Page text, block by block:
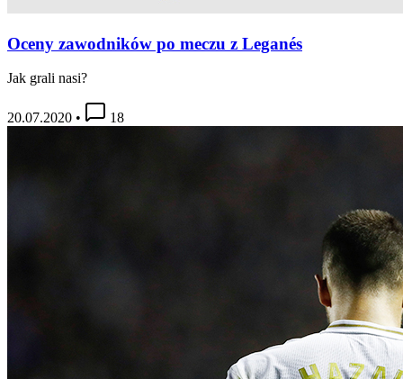
Oceny zawodników po meczu z Leganés
Jak grali nasi?
20.07.2020 • 18